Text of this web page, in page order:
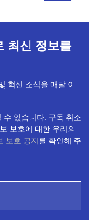
최신 정보를
혁신 소식을 매달 이
수 있습니다. 구독 취소
보호에 대한 우리의
보호 공지를 확인해 주